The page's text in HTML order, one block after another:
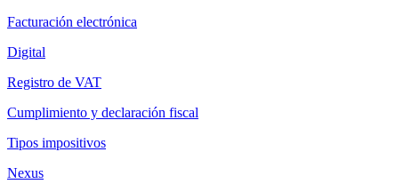
Facturación electrónica
Digital
Registro de VAT
Cumplimiento y declaración fiscal
Tipos impositivos
Nexus